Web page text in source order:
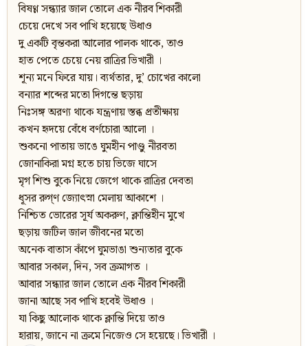
বিষণ্ণ সন্ধ্যার জাল তোলে এক নীরব শিকারী
চেয়ে দেখে সব পাখি হয়েছে উধাও
দু একটি বৃন্তকরা আলোর পালক থাকে, তাও
হাত পেতে চেয়ে নেয় রাত্রির ভিখারী ।
শূন্য মনে ফিরে যায়। ব্যর্থতার, দু’ চোখের কালো
বন্যার শব্দের মতো দিগন্তে ছড়ায়
নিঃসঙ্গ অরণ্য থাকে যন্ত্রণায় স্তব্ধ প্রতীক্ষায়
কখন হৃদয়ে বেঁধে বর্ণচোরা আলো ।
শুকনো পাতায় ভাঙে ঘুমহীন পাণ্ডু নীরবতা
জোনাকিরা মগ্ন হতে চায় ভিজে ঘাসে
মৃগ শিশু বুকে নিয়ে জেগে থাকে রাত্রির দেবতা
ধূসর রুগ্‌ণ জ্যোৎস্না মেলায় আকাশে ।
নিশ্চিত ভোরের সূর্য অকরুণ, ক্লান্তিহীন মুখে
ছড়ায় জটিল জাল জীবনের মতো
অনেক বাতাস কাঁপে ঘুমভাঙা শুন্যতার বুকে
আবার সকাল, দিন, সব ক্ৰমাগত ।
আবার সন্ধ্যার জাল তোলে এক নীরব শিকারী
জানা আছে সব পাখি হবেই উধাও ।
যা কিছু আলোক থাকে ক্লান্তি দিয়ে তাও
হারায়, জানে না ক্রমে নিজেও সে হয়েছে। ভিখারী ।